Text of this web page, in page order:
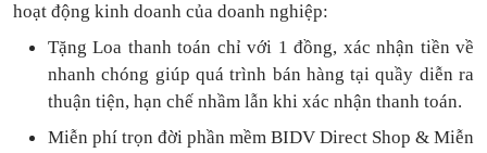
hoạt động kinh doanh của doanh nghiệp:
Tặng Loa thanh toán chỉ với 1đồng, xác nhận tiền về
nhanh chóng giúp quá trình bán hàng tại quầy diễn ra
thuận tiện, hạn chế nhầm lẫn khi xác nhận thanh toán.
Miễn phí trọn đời phần mềm BIDV Direct Shop & Miễn